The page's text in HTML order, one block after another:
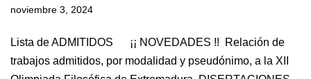
noviembre 3, 2024
Lista de ADMITIDOS ¡¡ NOVEDADES !! Relación de
trabajos admitidos, por modalidad y pseudónimo, a la XII